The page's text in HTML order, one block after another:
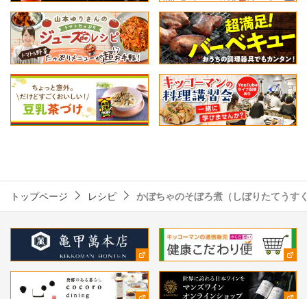
トップページ レシピ かぼちゃのそぼろ煮（しぼりたてうす